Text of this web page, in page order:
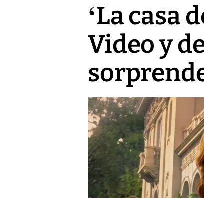
‘La casa
Video y